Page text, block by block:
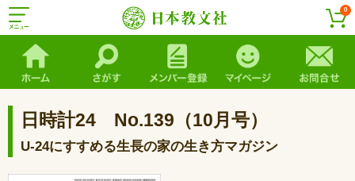
0
日時計24 No.139（10月号）
U-24にすすめる生長の家の生き方マガジン